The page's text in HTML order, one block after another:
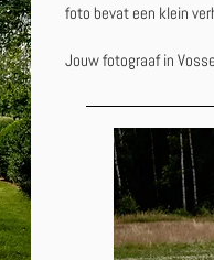
foto bevat een klein
Jouw fotograaf in